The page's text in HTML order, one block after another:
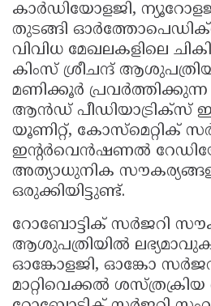
കാർഡിയോളജി,
തുടങ്ങി
വിവിധ മേഖലകളിലെ
കിംസ് ശ്രീചന്ദ്
മണിക്കൂർ
ആൻഡ് പീഡിയാട്രിക്സ്
യൂണിറ്റ്, കോസ്മെറ്റിക്
ഇന്റർവെൻഷണൽ
അത്യാധുനിക
ഒരുക്കിയിട്ടുണ്ട്.
റോബോട്ടിക് സർജറി
ആശുപത്രിയിൽ
ഓങ്കോളജി, ഓങ്കോ
മാറ്റിവെക്കൽ